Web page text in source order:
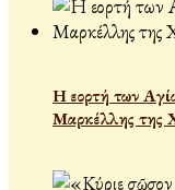
Η εορτή των
Μαρκέλλης της